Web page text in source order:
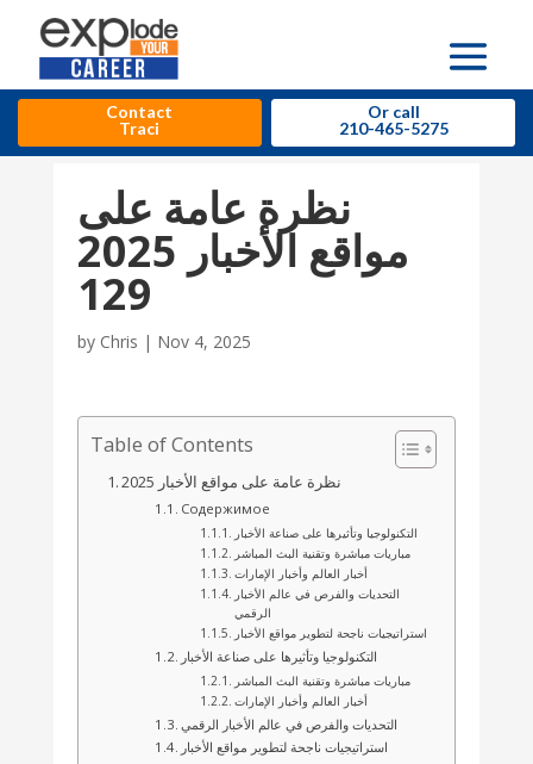
Contact
Traci
Or call
210-465-5275
نظرة عامة على
مواقع الأخبار 2025
129
by Chris | Nov 4, 2025
Table of Contents
نظرة عامة على مواقع الأخبار 2025
Содержимое
التكنولوجيا وتأثيرها على صناعة الأخبار
مباريات مباشرة وتقنية البث المباشر
أخبار العالم وأخبار الإمارات
التحديات والفرص في عالم الأخبار
الرقمي
استراتيجيات ناجحة لتطوير مواقع الأخبار
التكنولوجيا وتأثيرها على صناعة الأخبار
مباريات مباشرة وتقنية البث المباشر
أخبار العالم وأخبار الإمارات
التحديات والفرص في عالم الأخبار الرقمي
استراتيجيات ناجحة لتطوير مواقع الأخبار